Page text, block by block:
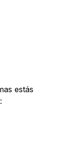
estás